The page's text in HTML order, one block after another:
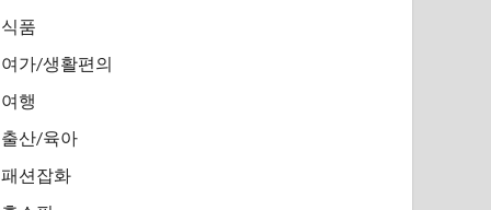
식품
여가/생활편의
여행
출산/육아
패션잡화